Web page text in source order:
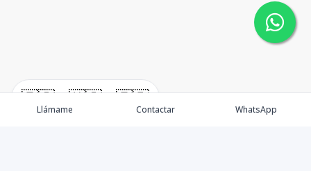
🇪🇸 🇺🇸 🇫🇷
Llámame Contactar WhatsApp